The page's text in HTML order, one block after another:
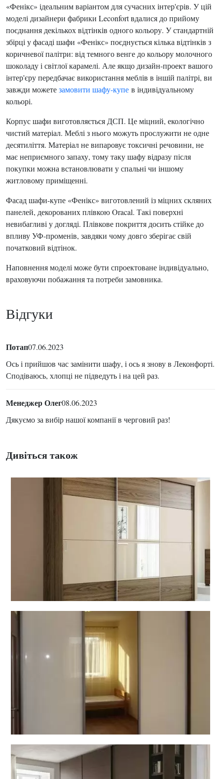
«Фенікс» ідеальним варіантом для сучасних інтер'єрів. У цій
моделі дизайнери фабрики Leconfort вдалися до прийому
поєднання декількох відтінків одного кольору. У стандартній
збірці у фасаді шафи «Фенікс» поєднується кілька відтінків з
коричневої палітри: від темного венге до кольору молочного
шоколаду і світлої карамелі. Але якщо дизайн-проект вашого
інтер'єру передбачає використання меблів в іншій палітрі, ви
завжди можетезамовити шафу-купе в індивідуальному
кольорі.
Корпус шафи виготовляється ДСП. Це міцний, екологічно
чистий матеріал. Меблі з нього можуть прослужити не одне
десятиліття. Матеріал не випаровує токсичні речовини, не
має неприємного запаху, тому таку шафу відразу після
покупки можна встановлювати у спальні чи іншому
житловому приміщенні.
Фасад шафи-купе «Фенікс» виготовлений із міцних скляних
панелей, декорованих плівкою Oracal. Такі поверхні
невибагливі у догляді. Плівкове покриття досить стійке до
впливу УФ-променів, завдяки чому довго зберігає свій
початковий відтінок.
Наповнення моделі може бути спроектоване індивідуально,
враховуючи побажання та потреби замовника.
Відгуки
Потап07.06.2023
Ось і прийшов час замінити шафу, і ось я знову в Леконфорті.
Сподіваюсь, хлопці не підведуть і на цей раз.
Менеджер Олег08.06.2023
Дякуємо за вибір нашої компанії в черговий раз!
Дивіться також